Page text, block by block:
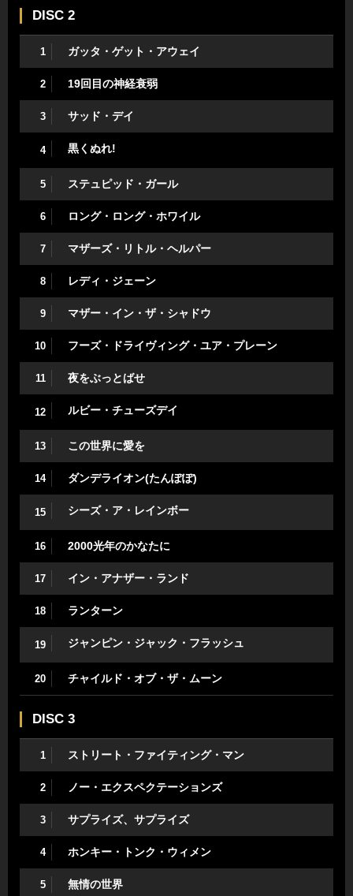
DISC 2
1 ガッタ・ゲット・アウェイ
2 19回目の神経衰弱
3 サッド・デイ
4 黒くぬれ!
5 ステュピッド・ガール
6 ロング・ロング・ホワイル
7 マザーズ・リトル・ヘルパー
8 レディ・ジェーン
9 マザー・イン・ザ・シャドウ
10 フーズ・ドライヴィング・ユア・プレーン
11 夜をぶっとばせ
12 ルビー・チューズデイ
13 この世界に愛を
14 ダンデライオン(たんぽぽ)
15 シーズ・ア・レインボー
16 2000光年のかなたに
17 イン・アナザー・ランド
18 ランターン
19 ジャンピン・ジャック・フラッシュ
20 チャイルド・オブ・ザ・ムーン
DISC 3
1 ストリート・ファイティング・マン
2 ノー・エクスペクテーションズ
3 サプライズ、サプライズ
4 ホンキー・トンク・ウィメン
5 無情の世界